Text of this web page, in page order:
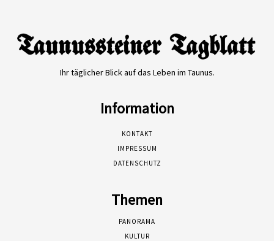
Ihr täglicher Blick auf das Leben im Taunus.
Information
KONTAKT
IMPRESSUM
DATENSCHUTZ
Themen
PANORAMA
KULTUR